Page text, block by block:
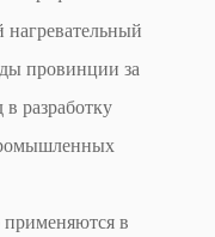
нагревательный
провинции за
разработку
применяются в